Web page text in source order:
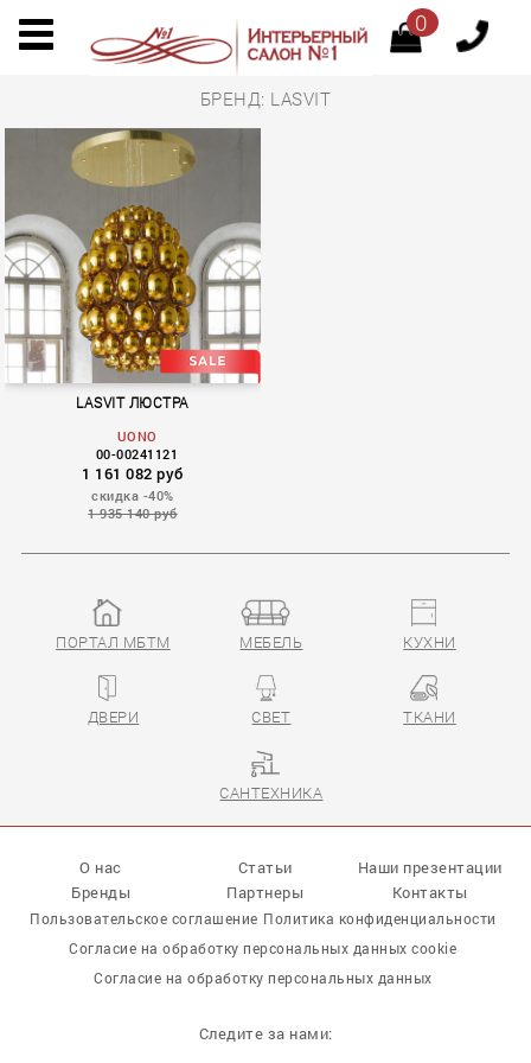
0
БРЕНД: LASVIT
LASVIT ЛЮСТРА
UONO
00-00241121
1 161 082 руб
скидка -40%
1 935 140 руб
ПОРТАЛ МБТМ МЕБЕЛЬ КУХНИ
ДВЕРИ СВЕТ ТКАНИ
САНТЕХНИКА
О нас Статьи
Наши презентации
Бренды
Партнеры Контакты
Пользовательское соглашение Политика конфиденциальности
Согласие на обработку персональных данных cookie
Согласие на обработку персональных данных
Следите за нами: